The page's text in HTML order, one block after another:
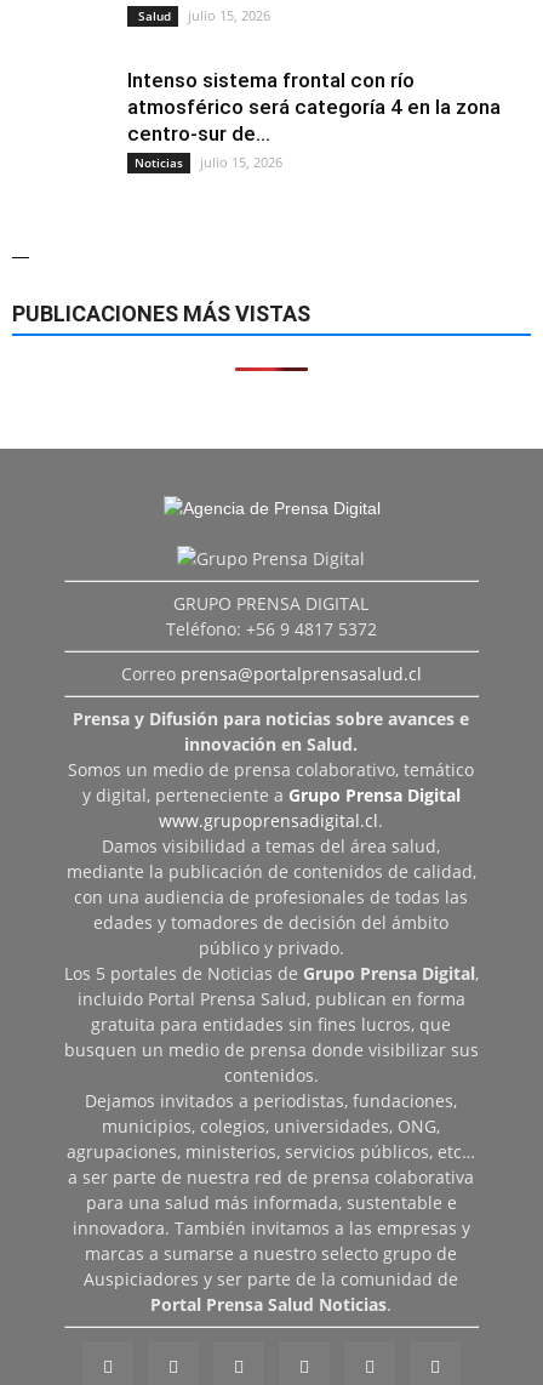
Salud julio 15, 2026
Intenso sistema frontal con río
atmosférico será categoría 4 en la zona
centro-sur de...
Noticias julio 15, 2026
—
PUBLICACIONES MÁS VISTAS
GRUPO PRENSA DIGITAL
Teléfono: +56 9 4817 5372
Correo prensa@portalprensasalud.cl
Prensa y Difusión para noticias sobre avances e
innovación en Salud.
Somos un medio de prensa colaborativo, temático
y digital, perteneciente a Grupo Prensa Digital
www.grupoprensadigital.cl.
Damos visibilidad a temas del área salud,
mediante la publicación de contenidos de calidad,
con una audiencia de profesionales de todas las
edades y tomadores de decisión del ámbito
público y privado.
Los 5 portales de Noticias de Grupo Prensa Digital,
incluido Portal Prensa Salud, publican en forma
gratuita para entidades sin fines lucros, que
busquen un medio de prensa donde visibilizar sus
contenidos.
Dejamos invitados a periodistas, fundaciones,
municipios, colegios, universidades, ONG,
agrupaciones, ministerios, servicios públicos, etc…
a ser parte de nuestra red de prensa colaborativa
para una salud más informada, sustentable e
innovadora. También invitamos a las empresas y
marcas a sumarse a nuestro selecto grupo de
Auspiciadores y ser parte de la comunidad de
Portal Prensa Salud Noticias.